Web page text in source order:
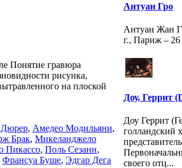
Понятие гравюра
рисунка,
на плоской
Дюрер, Амедео Модильяни,
Брак, Микеланджело
Пикассо, Поль Сезанн,
Франсуа Буше, Эдгар Дега
Антуан Гро
Антуан Жан
г., Париж – 26
Доу, Геррит
Доу Геррит
голландский
своего отц...